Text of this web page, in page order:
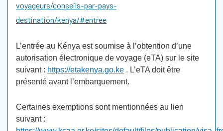
voyageurs/conseils-par-pays-
destination/kenya/#entree
L’entrée au Kénya est soumise à l’obtention d’une
autorisation électronique de voyage (eTA) sur le site
suivant : https://etakenya.go.ke . L’eTA doit être
présenté avant l’embarquement.
Certaines exemptions sont mentionnées au lien
suivant :